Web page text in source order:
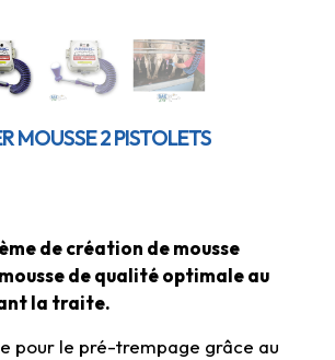
MOUSSE 2 PISTOLETS
de création de mousse
de qualité optimale au
la traite.
pour le pré-trempage grâce au